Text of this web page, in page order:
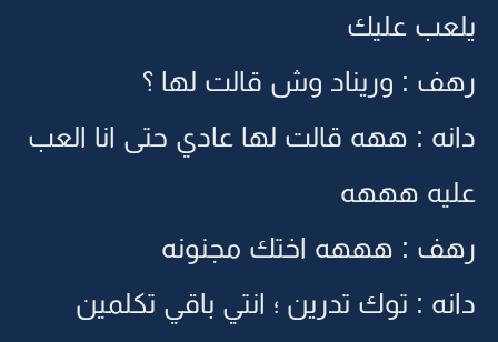
يلعب عليك
رهف : وريناد وش قالت لها ؟
دانه : ههه قالت لها عادي حتى انا العب
عليه هههه
رهف : هههه اختك مجنونه
دانه : توك تدرين ؛ انتي باقي تكلمين